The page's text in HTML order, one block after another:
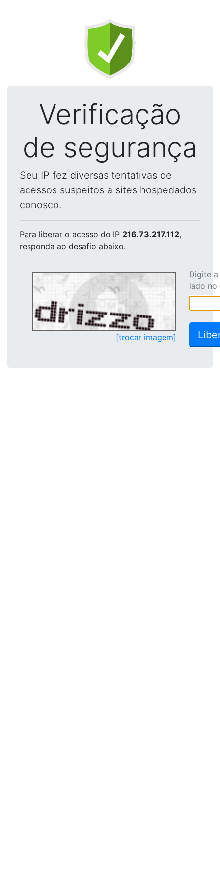
Verificação
de segurança
Seu IP fez diversas tentativas de
acessos suspeitos a sites hospedados
conosco.
Para liberar o acesso do IP 216.73.217.112,
responda ao desafio abaixo.
[trocar imagem]
Digite
lado no